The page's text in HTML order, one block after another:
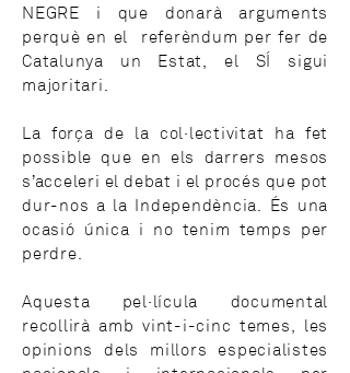
NEGRE i que donarà arguments
perquè en el referèndum per fer de
Catalunya un Estat, el SÍ sigui
majoritari.
La força de la col·lectivitat ha fet
possible que en els darrers mesos
s’acceleri el debat i el procés que pot
dur-nos a la Independència. És una
ocasió única i no tenim temps per
perdre.
Aquesta pel·lícula documental
recollirà amb vint-i-cinc temes, les
opinions dels millors especialistes